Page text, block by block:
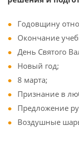
Годовщину
Окончание
День Святого
Новый год;
8 марта;
Признание в
Предложение
Воздушные